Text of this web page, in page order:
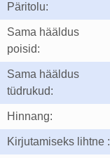
Päritolu:
Sama hääldus
poisid:
Sama hääldus
tüdrukud:
Hinnang:
Kirjutamiseks lihtne :